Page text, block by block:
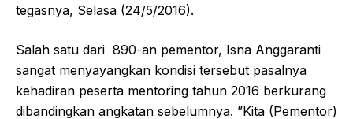
tegasnya, Selasa (24/5/2016).
Salah satu dari 890-an pementor, Isna Anggaranti
sangat menyayangkan kondisi tersebut pasalnya
kehadiran peserta mentoring tahun 2016 berkurang
dibandingkan angkatan sebelumnya. ”Kita (Pementor)